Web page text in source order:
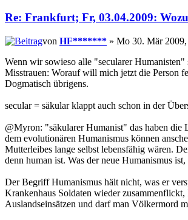
Re: Frankfurt; Fr, 03.04.2009:
von HF******* » Mo 30. Mär
Wenn wir sowieso alle "secularer
Misstrauen: Worauf will mich jetzt die Person
Dogmatisch übrigens.
secular = säkular klappt auch schon in der
@Myron: "säkularer Humanist" das haben die
dem evolutionären Humanismus können
Mutterleibes lange selbst lebensfähig wären.
denn human ist. Was der neue Humanismus
Der Begriff Humanismus hält nicht, was er
Krankenhaus Soldaten wieder
Auslandseinsätzen und darf man Völkermord